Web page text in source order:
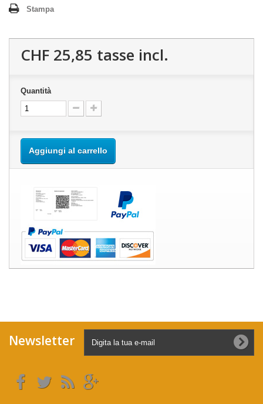
Stampa
CHF 25,85 tasse incl.
Quantità
Aggiungi al carrello
Newsletter